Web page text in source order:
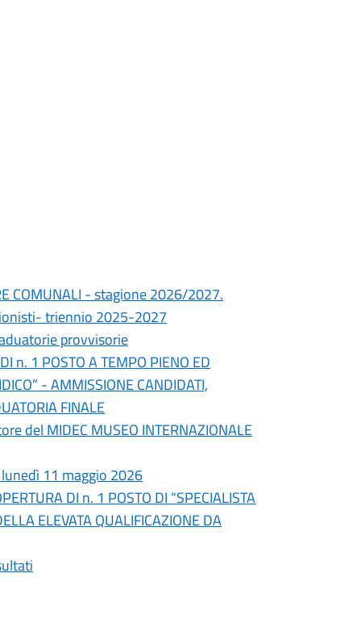
COMUNALI - stagione 2026/2027.
triennio 2025-2027
provvisorie
n. 1 POSTO A TEMPO PIENO ED
- AMMISSIONE CANDIDATI,
FINALE
del MIDEC MUSEO INTERNAZIONALE
11 maggio 2026
DI n. 1 POSTO DI “SPECIALISTA
ELEVATA QUALIFICAZIONE DA